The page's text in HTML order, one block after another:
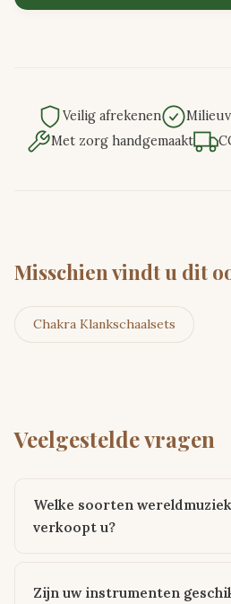
Veilig afrekenen
Met zorg handgemaakt
Misschien vindt u dit
Chakra Klankschaalsets
Veelgestelde vragen
Welke soorten
verkoopt u?
Zijn uw instrumenten